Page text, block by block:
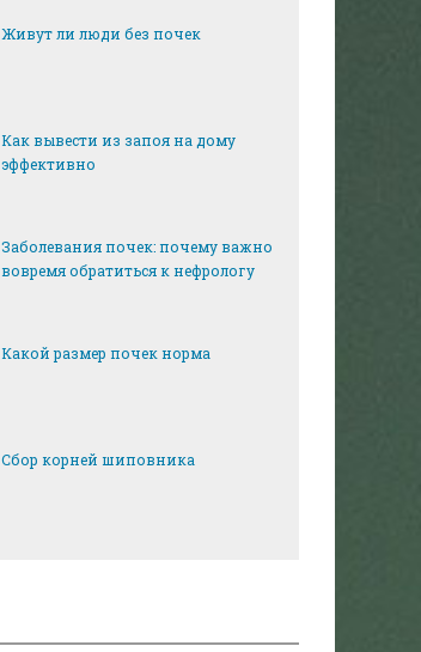
Живут ли люди без почек
Как вывести из запоя на дому
эффективно
Заболевания почек: почему важно
вовремя обратиться к нефрологу
Какой размер почек норма
Сбор корней шиповника